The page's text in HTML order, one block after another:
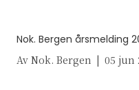
Nok. Bergen årsmelding
Av Nok. Bergen | 05 jun